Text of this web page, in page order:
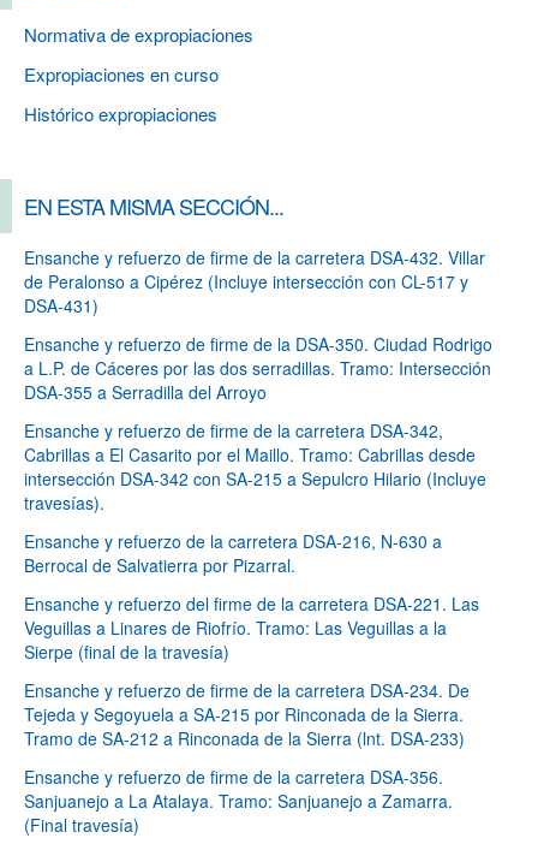
Normativa de expropiaciones
Expropiaciones en curso
Histórico expropiaciones
EN ESTA MISMA SECCIÓN...
Ensanche y refuerzo de firme de la carretera DSA-432. Villar
de Peralonso a Cipérez (Incluye intersección con CL-517 y
DSA-431)
Ensanche y refuerzo de firme de la DSA-350. Ciudad Rodrigo
a L.P. de Cáceres por las dos serradillas. Tramo: Intersección
DSA-355 a Serradilla del Arroyo
Ensanche y refuerzo de firme de la carretera DSA-342,
Cabrillas a El Casarito por el Maillo. Tramo: Cabrillas desde
intersección DSA-342 con SA-215 a Sepulcro Hilario (Incluye
travesías).
Ensanche y refuerzo de la carretera DSA-216, N-630 a
Berrocal de Salvatierra por Pizarral.
Ensanche y refuerzo del firme de la carretera DSA-221. Las
Veguillas a Linares de Riofrío. Tramo: Las Veguillas a la
Sierpe (final de la travesía)
Ensanche y refuerzo de firme de la carretera DSA-234. De
Tejeda y Segoyuela a SA-215 por Rinconada de la Sierra.
Tramo de SA-212 a Rinconada de la Sierra (lnt. DSA-233)
Ensanche y refuerzo de firme de la carretera DSA-356.
Sanjuanejo a La Atalaya. Tramo: Sanjuanejo a Zamarra.
(Final travesía)